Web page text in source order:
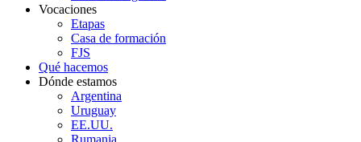
Vocaciones
Etapas
Casa de formación
FJS
Qué hacemos
Dónde estamos
Argentina
Uruguay
EE.UU.
Rumania